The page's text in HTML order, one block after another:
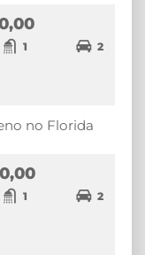
1 2
no Florida
1 2